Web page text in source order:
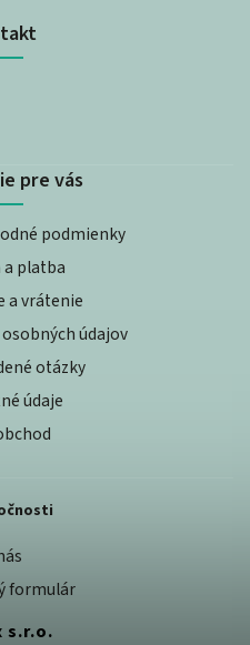
pre vás
podmienky
a platba
a vrátenie
údajov
otázky
údaje
formulár
s.r.o.